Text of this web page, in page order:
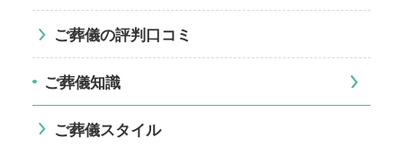
ご葬儀の評判口コミ
ご葬儀知識
ご葬儀スタイル